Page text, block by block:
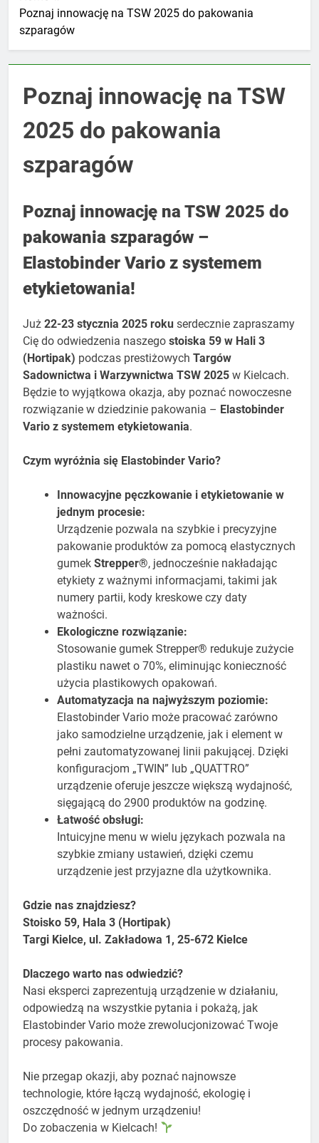
Poznaj innowację na TSW 2025 do pakowania
szparagów
Poznaj innowację na TSW
2025 do pakowania
szparagów
Poznaj innowację na TSW 2025 do
pakowania szparagów –
Elastobinder Vario z systemem
etykietowania!
Już 22-23 stycznia 2025 roku serdecznie zapraszamy
Cię do odwiedzenia naszego stoiska 59 w Hali 3
(Hortipak) podczas prestiżowych Targów
Sadownictwa i Warzywnictwa TSW 2025 w Kielcach.
Będzie to wyjątkowa okazja, aby poznać nowoczesne
rozwiązanie w dziedzinie pakowania – Elastobinder
Vario z systemem etykietowania.
Czym wyróżnia się Elastobinder Vario?
Innowacyjne pęczkowanie i etykietowanie w
jednym procesie:
Urządzenie pozwala na szybkie i precyzyjne
pakowanie produktów za pomocą elastycznych
gumek Strepper®, jednocześnie nakładając
etykiety z ważnymi informacjami, takimi jak
numery partii, kody kreskowe czy daty
ważności.
Ekologiczne rozwiązanie:
Stosowanie gumek Strepper® redukuje zużycie
plastiku nawet o 70%, eliminując konieczność
użycia plastikowych opakowań.
Automatyzacja na najwyższym poziomie:
Elastobinder Vario może pracować zarówno
jako samodzielne urządzenie, jak i element w
pełni zautomatyzowanej linii pakującej. Dzięki
konfiguracjom „TWIN” lub „QUATTRO”
urządzenie oferuje jeszcze większą wydajność,
sięgającą do 2900 produktów na godzinę.
Łatwość obsługi:
Intuicyjne menu w wielu językach pozwala na
szybkie zmiany ustawień, dzięki czemu
urządzenie jest przyjazne dla użytkownika.
Gdzie nas znajdziesz?
Stoisko 59, Hala 3 (Hortipak)
Targi Kielce, ul. Zakładowa 1, 25-672 Kielce
Dlaczego warto nas odwiedzić?
Nasi eksperci zaprezentują urządzenie w działaniu,
odpowiedzą na wszystkie pytania i pokażą, jak
Elastobinder Vario może zrewolucjonizować Twoje
procesy pakowania.
Nie przegap okazji, aby poznać najnowsze
technologie, które łączą wydajność, ekologię i
oszczędność w jednym urządzeniu!
Do zobaczenia w Kielcach!